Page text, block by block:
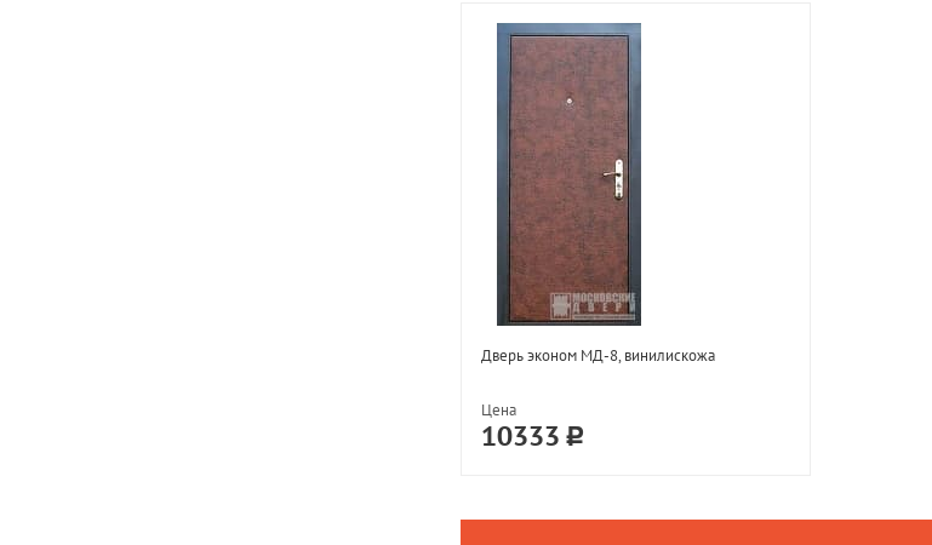
Дверь эконом МД-8, винилискожа
Цена
10333